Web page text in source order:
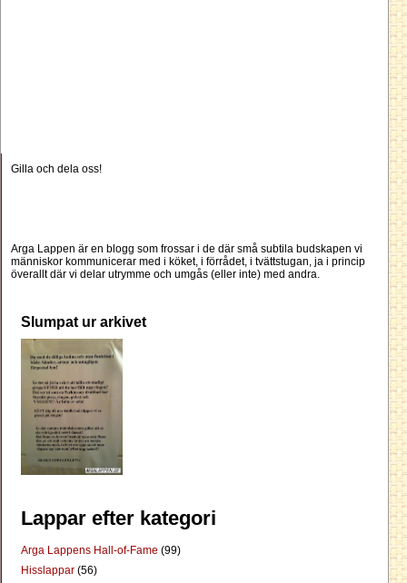
Gilla och dela oss!
Arga Lappen är en blogg som frossar i de där små subtila budskapen vi
människor kommunicerar med i köket, i förrådet, i tvättstugan, ja i princip
överallt där vi delar utrymme och umgås (eller inte) med andra.
Slumpat ur arkivet
Lappar efter kategori
Arga Lappens Hall-of-Fame (99)
Hisslappar (56)